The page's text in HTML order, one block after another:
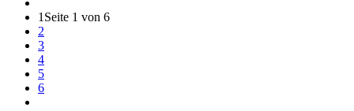
1 Seite 1 von 6
2
3
4
5
6